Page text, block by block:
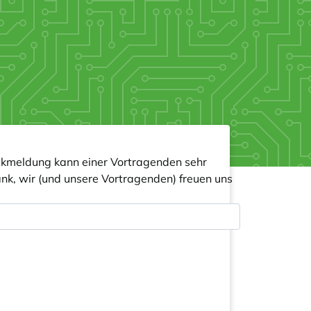
kann einer Vortragenden sehr
wir (und unsere Vortragenden) freuen uns